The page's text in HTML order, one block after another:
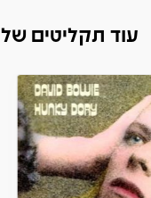
עוד תקליטים של DAVID BOWIE